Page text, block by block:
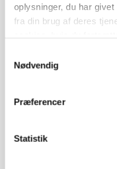
oplysninger, du har
fra din brug af deres
Nødvendig
Præferencer
Statistik
POLITIK
Folketinget
kan den ændre din